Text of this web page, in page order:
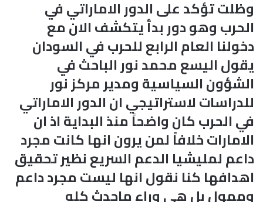
وظلت تؤكد على الدور الاماراتي في
الحرب وهو دور بدأ يتكشف الان مع
دخولنا العام الرابع للحرب في السودان
يقول اليسع محمد نور الباحث في
الشؤون السياسية ومدير مركز نور
للدراسات لاستراتيجي ان الدور الاماراتي
في الحرب كان واضحاً منذ البداية اذ ان
الامارات خلافاً لمن يرون انها كانت مجرد
داعم لمليشيا الدعم السريع نظير تحقيق
اهدافها كنا نقول انها ليست مجرد داعم
وممول بل هي وراء ماحدث كله